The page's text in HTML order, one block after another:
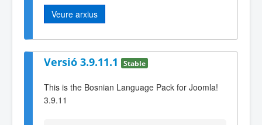
Veure arxius
Versió 3.9.11.1 Stable
This is the Bosnian Language Pack for Joomla!
3.9.11